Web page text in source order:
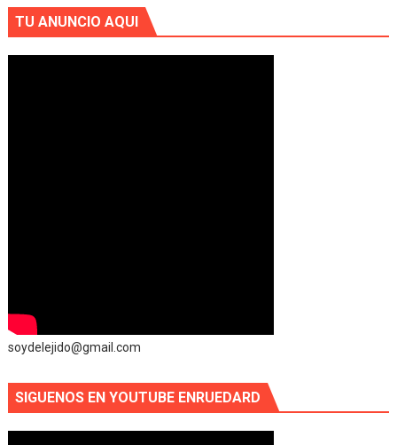
TU ANUNCIO AQUI
soydelejido@gmail.com
SIGUENOS EN YOUTUBE ENRUEDARD